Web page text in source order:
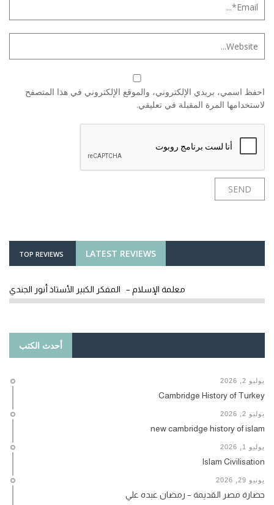
احفظ اسمي، بريدي الإلكتروني، والموقع الإلكتروني في هذا المتصفح
لاستخدامها المرة المقبلة في تعليقي.
LATEST REVIEWS
TOP REVIEWS
معلمة الإسلام – المفكر الكبير الأستاذ أنور الجندي
أحدث الكتب
يوليو 2, 2026
Cambridge History of Turkey
يوليو 2, 2026
new cambridge history of islam
يوليو 1, 2026
Islam Civilisation
يونيو 29, 2026
حضارة مصر القديمة – رمضان عبده علي